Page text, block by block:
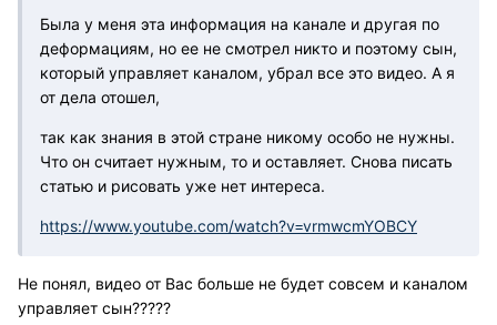
Была у меня эта информация на канале и другая по
деформациям, но ее не смотрел никто и поэтому сын,
который управляет каналом, убрал все это видео. А я
от дела отошел,
так как знания в этой стране никому особо не нужны.
Что он считает нужным, то и оставляет. Снова писать
статью и рисовать уже нет интереса.
https://www.youtube.com/watch?v=vrmwcmYOBCY
Не понял, видео от Вас больше не будет совсем и каналом
управляет сын?????